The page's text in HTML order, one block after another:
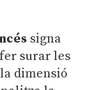
signa
surar les
dimensió